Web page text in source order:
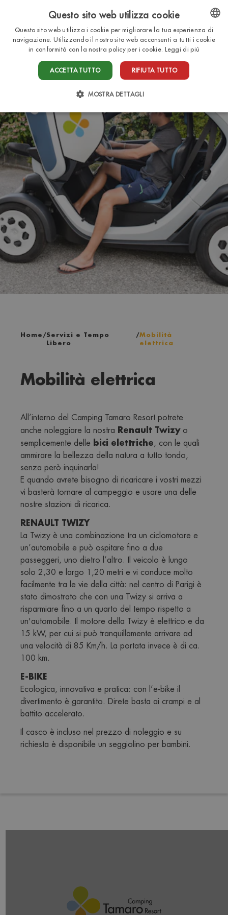
IT
Home /Servizi e Tempo
Libero
/Mobilità
elettrica
Mobilità elettrica
All’interno del Camping Tamaro Resort potrete
anche noleggiare la nostra Renault Twizy o
semplicemente delle bici elettriche, con le quali
ammirare la bellezza della natura a tutto tondo,
senza però inquinarla!
E quando avrete bisogno di ricaricare i vostri mezzi
vi basterà tornare al campeggio e usare una delle
nostre stazioni di ricarica.
RENAULT TWIZY
La Twizy è una combinazione tra un ciclomotore e
un’automobile e può ospitare fino a due
passeggeri, uno dietro l’altro. Il veicolo è lungo
solo 2,30 e largo 1,20 metri e vi conduce molto
facilmente tra le vie della città: nel centro di Parigi è
stato dimostrato che con una Twizy si arriva a
risparmiare fino a un quarto del tempo rispetto a
un'automobile. Il motore della Twizy è elettrico e da
15 kW, per cui si può tranquillamente arrivare ad
una velocità di 85 Km/h. La portata invece è di ca.
100 km.
E-BIKE
Ecologica, innovativa e pratica: con l’e-bike il
divertimento è garantito. Direte basta ai crampi e al
battito accelerato.
Il casco è incluso nel prezzo di noleggio e su
richiesta è disponibile un seggiolino per bambini.
ENGLISH
Questo sito web utilizza cookie
Questo sito web utilizza i cookie per migliorare la tua esperienza di
navigazione. Utilizzando il nostro sito web acconsenti a tutti i cookie
in conformità con la nostra policy per i cookie. Leggi di più
ACCETTA TUTTO RIFIUTA TUTTO
MOSTRA DETTAGLI